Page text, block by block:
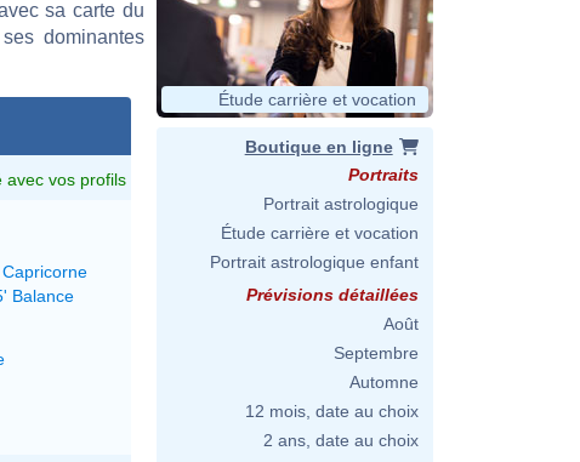
sa carte du
dominantes
avec vos profils
Balance
Étude carrière et vocation
Boutique en ligne
Portraits
Portrait astrologique
Étude carrière et vocation
Portrait astrologique enfant
Prévisions détaillées
Août
Septembre
Automne
12 mois, date au choix
2 ans, date au choix